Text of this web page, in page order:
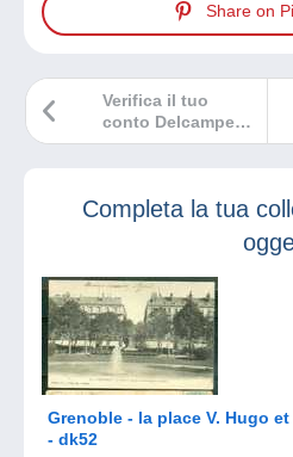
Share on
Verifica il tuo
conto Delcampe
immediatamente e
Completa la tua
Grenoble - la place V. Hugo
- dk52